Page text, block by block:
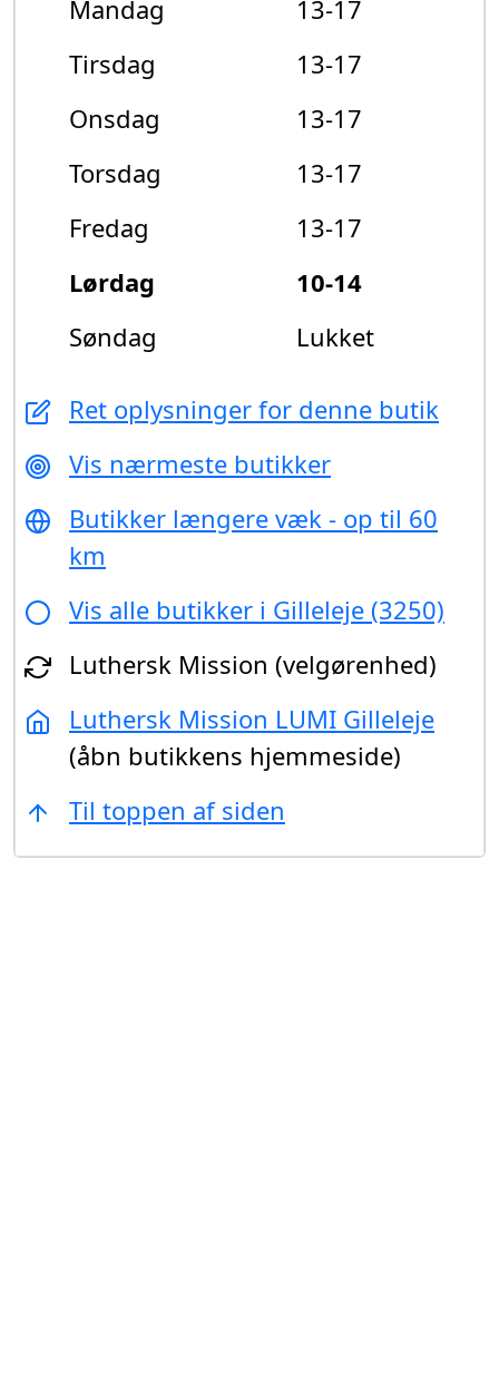
Mandag
13-17
Tirsdag
13-17
Onsdag
13-17
Torsdag
13-17
Fredag
13-17
Lørdag
10-14
Søndag
Lukket
Ret oplysninger for denne butik
Vis nærmeste butikker
Butikker længere væk - op til 60
km
Vis alle butikker i Gilleleje (3250)
Luthersk Mission (velgørenhed)
Luthersk Mission LUMI Gilleleje
(åbn butikkens hjemmeside)
Til toppen af siden